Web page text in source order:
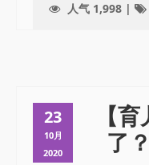
人气 1,998 |
23
10月
2020
【
了